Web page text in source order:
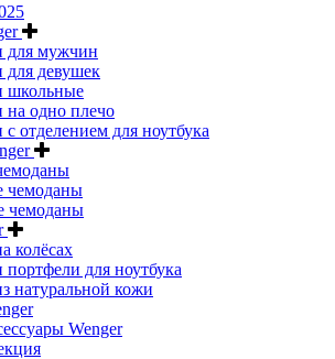
для мужчин
для девушек
школьные
на одно плечо
отделением для ноутбука
чемоданы
чемоданы
колёсах
для ноутбука
натуральной кожи
Wenger